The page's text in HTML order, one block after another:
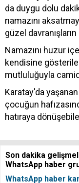
da duygu dolu
namazını
güzel
Namazını huzur
kendisine
mutluluğuyla
Karatay'da
çocuğun
hatıraya
Son dakika
WhatsApp haber
WhatsApp haber